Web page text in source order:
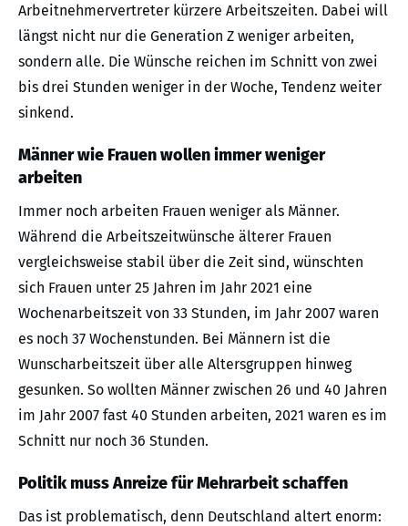
Arbeitnehmervertreter kürzere Arbeitszeiten. Dabei will
längst nicht nur die Generation Z weniger arbeiten,
sondern alle. Die Wünsche reichen im Schnitt von zwei
bis drei Stunden weniger in der Woche, Tendenz weiter
sinkend.
Männer wie Frauen wollen immer weniger
arbeiten
Immer noch arbeiten Frauen weniger als Männer.
Während die Arbeitszeitwünsche älterer Frauen
vergleichsweise stabil über die Zeit sind, wünschten
sich Frauen unter 25 Jahren im Jahr 2021 eine
Wochenarbeitszeit von 33 Stunden, im Jahr 2007 waren
es noch 37 Wochenstunden. Bei Männern ist die
Wunscharbeitszeit über alle Altersgruppen hinweg
gesunken. So wollten Männer zwischen 26 und 40 Jahren
im Jahr 2007 fast 40 Stunden arbeiten, 2021 waren es im
Schnitt nur noch 36 Stunden.
Politik muss Anreize für Mehrarbeit schaffen
Das ist problematisch, denn Deutschland altert enorm: